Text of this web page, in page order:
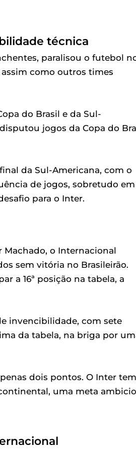
técnica
paralisou o futebol
como outros times
do Brasil e da Sul-
jogos da Copa do
da Sul-Americana, com o
de jogos, sobretudo em
para o Inter.
Machado, o Internacional
sem vitória no Brasileirão.
a 16ª posição na tabela, a
invencibilidade, com sete
da tabela, na briga por
dois pontos. O Inter
uma meta